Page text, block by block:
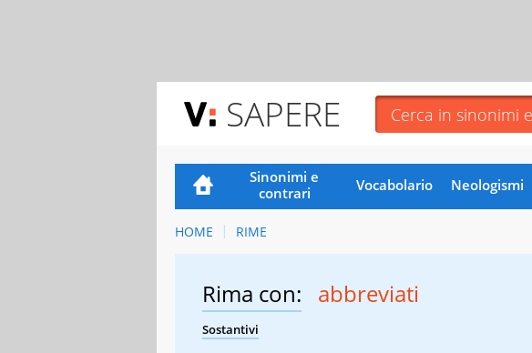
SAPERE
Sinonimi e
contrari
Vocabolario Neologismi
HOME RIME
Rima con: abbreviati
Sostantivi